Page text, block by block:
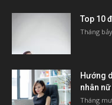
Top 10
Tháng
Hướng
nhân
Tháng